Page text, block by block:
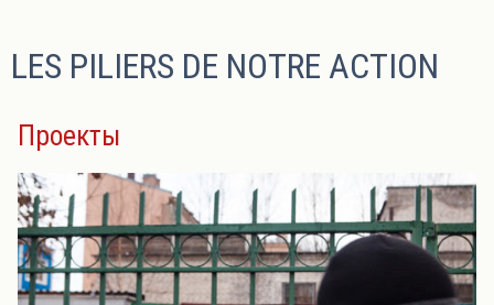
LES PILIERS DE NOTRE ACTION
Проекты